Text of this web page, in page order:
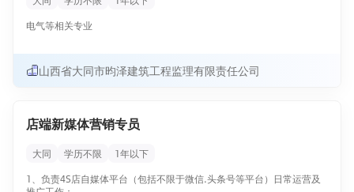
电气等相关专业
山西省大同市昀泽建筑工程监理有限责任公司
店端新媒体营销专员
大同 学历不限
1年以下
1、负责4S店自媒体平台（包括不限于微信.头条号等平台）日常运营及